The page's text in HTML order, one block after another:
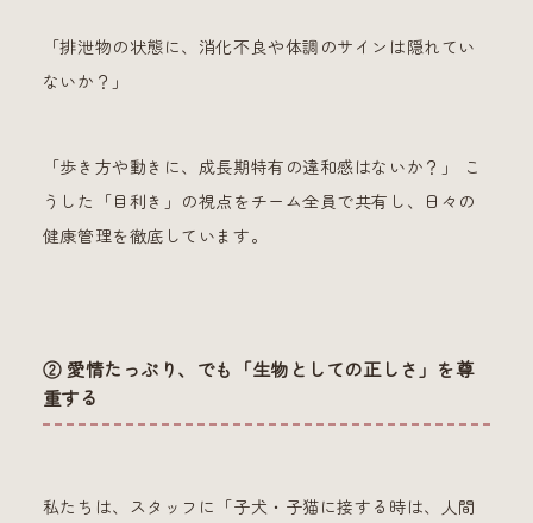
「排泄物の状態に、消化不良や体調のサインは隠れてい
ないか？」
「歩き方や動きに、成長期特有の違和感はないか？」 こ
うした「目利き」の視点をチーム全員で共有し、日々の
健康管理を徹底しています。
② 愛情たっぷり、でも「生物としての正しさ」を尊
重する
私たちは、スタッフに「子犬・子猫に接する時は、人間